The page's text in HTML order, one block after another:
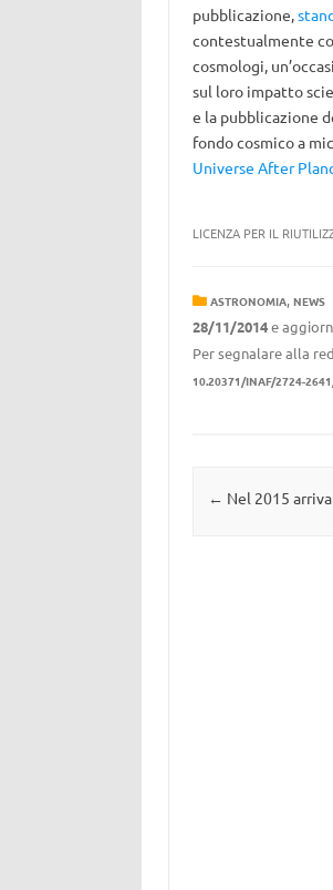
pubblicazione,
contestualmente
cosmologi,
sul loro impatto
e la pubblicazione
fondo cosmico a
Universe After
LICENZA PER IL
ASTRONOMIA, NEWS
28/11/2014e
Per segnalare alla
10.20371/INAF/2724-
Navigazione
← Nel 2015